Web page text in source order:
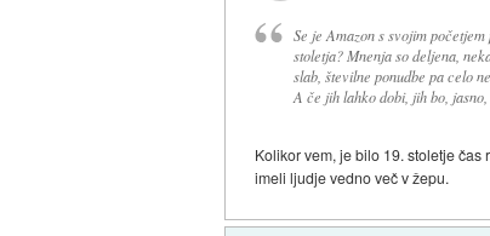
Se je Amazon s svojim
stoletja? Mnenja so deljena,
slab, številne ponudbe pa celo
A če jih lahko dobi, jih bo,
Kolikor vem, je bilo 19. stoletje
imeli ljudje vedno več v žepu.